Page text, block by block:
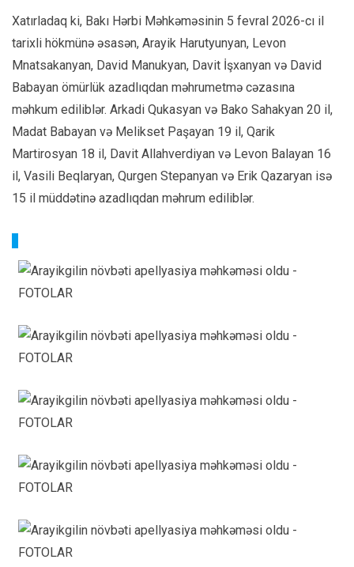
Xatırladaq ki, Bakı Hərbi Məhkəməsinin 5 fevral 2026-cı il
tarixli hökmünə əsasən, Arayik Harutyunyan, Levon
Mnatsakanyan, David Manukyan, Davit İşxanyan və David
Babayan ömürlük azadlıqdan məhrumetmə cəzasına
məhkum ediliblər. Arkadi Qukasyan və Bako Sahakyan 20 il,
Madat Babayan və Melikset Paşayan 19 il, Qarik
Martirosyan 18 il, Davit Allahverdiyan və Levon Balayan 16
il, Vasili Beqlaryan, Qurgen Stepanyan və Erik Qazaryan isə
15 il müddətinə azadlıqdan məhrum ediliblər.